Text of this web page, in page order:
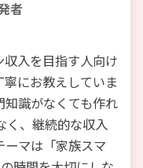
者
入を目指す人向け
にお教えしていま
知識がなくても作れ
く、継続的な収入
ーマは「家族スマ